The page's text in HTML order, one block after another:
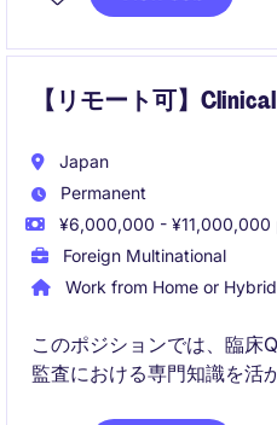
【リモート可】
Japan
Permanent
¥6,000,000 - ¥11,000,000
Foreign Multinational
Work from Home or Hybrid
このポジションでは、臨床
監査における専門知識を活